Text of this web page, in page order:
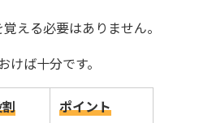
える必要はありません。
ば十分です。
ポイント